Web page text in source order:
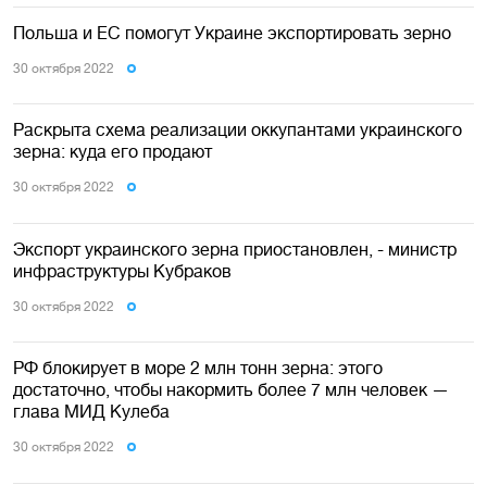
Польша и ЕС помогут Украине экспортировать зерно
30 октября 2022
Раскрыта схема реализации оккупантами украинского
зерна: куда его продают
30 октября 2022
Экспорт украинского зерна приостановлен, - министр
инфраструктуры Кубраков
30 октября 2022
РФ блокирует в море 2 млн тонн зерна: этого
достаточно, чтобы накормить более 7 млн человек —
глава МИД Кулеба
30 октября 2022